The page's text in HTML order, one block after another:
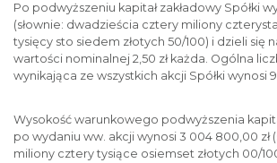
Po podwyższeniu kapitał zakładowy Spółki
(słownie: dwadzieścia cztery miliony
tysięcy sto siedem złotych 50/100) i dzieli się
wartości nominalnej 2,50 zł każda. Ogólna
wynikająca ze wszystkich akcji Spółki wynosi
Wysokość warunkowego podwyższenia
po wydaniu ww. akcji wynosi 3 004 800,00 zł
miliony cztery tysiące osiemset złotych 00/